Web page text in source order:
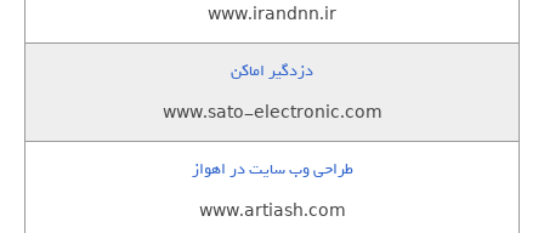
www.irandnn.ir
دزدگیر اماکن
www.sato-electronic.com
طراحی وب سایت در اهواز
www.artiash.com